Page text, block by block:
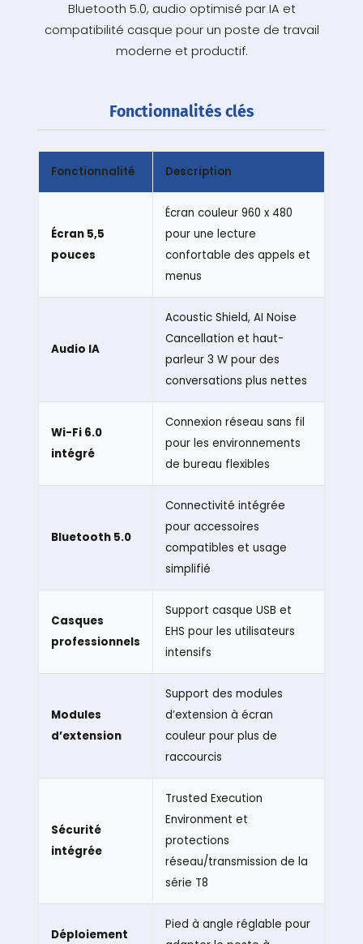
Bluetooth 5.0, audio optimisé par IA et
compatibilité casque pour un poste de travail
moderne et productif.
Fonctionnalités clés
Fonctionnalité Description
Écran 5,5
pouces
Écran couleur 960 x 480
pour une lecture
confortable des appels et
menus
Audio IA
Acoustic Shield, AI Noise
Cancellation et haut-
parleur 3 W pour des
conversations plus nettes
Wi-Fi 6.0
intégré
Connexion réseau sans fil
pour les environnements
de bureau flexibles
Bluetooth 5.0
Connectivité intégrée
pour accessoires
compatibles et usage
simplifié
Casques
professionnels
Support casque USB et
EHS pour les utilisateurs
intensifs
Modules
d’extension
Support des modules
d’extension à écran
couleur pour plus de
raccourcis
Sécurité
intégrée
Trusted Execution
Environment et
protections
réseau/transmission de la
série T8
Déploiement
Pied à angle réglable pour